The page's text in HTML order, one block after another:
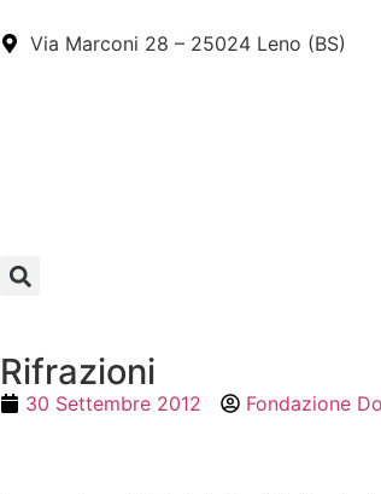
Via Marconi 28 – 25024 Leno (BS)
Rifrazioni
30 Settembre 2012 Fondazione